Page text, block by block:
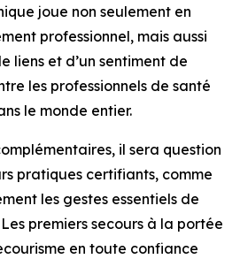
joue non seulement en
professionnel, mais aussi
liens et d’un sentiment de
les professionnels de santé
le monde entier.
il sera question
pratiques certifiants, comme
les gestes essentiels de
premiers secours à la portée
en toute confiance